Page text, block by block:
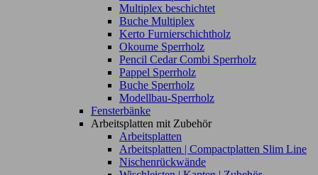
Multiplex beschichtet
Buche Multiplex
Kerto Furnierschichtholz
Okoume Sperrholz
Pencil Cedar Combi Sperrholz
Pappel Sperrholz
Buche Sperrholz
Modellbau-Sperrholz
Fensterbänke
Arbeitsplatten mit Zubehör
Arbeitsplatten
Arbeitsplatten | Compactplatten Slim Line
Nischenrückwände